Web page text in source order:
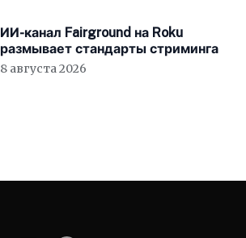
ИИ-канал Fairground на Roku
размывает стандарты стриминга
8 августа 2026